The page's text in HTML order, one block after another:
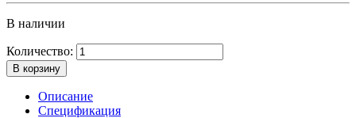
В наличии
Количество:
В корзину
Описание
Спецификация